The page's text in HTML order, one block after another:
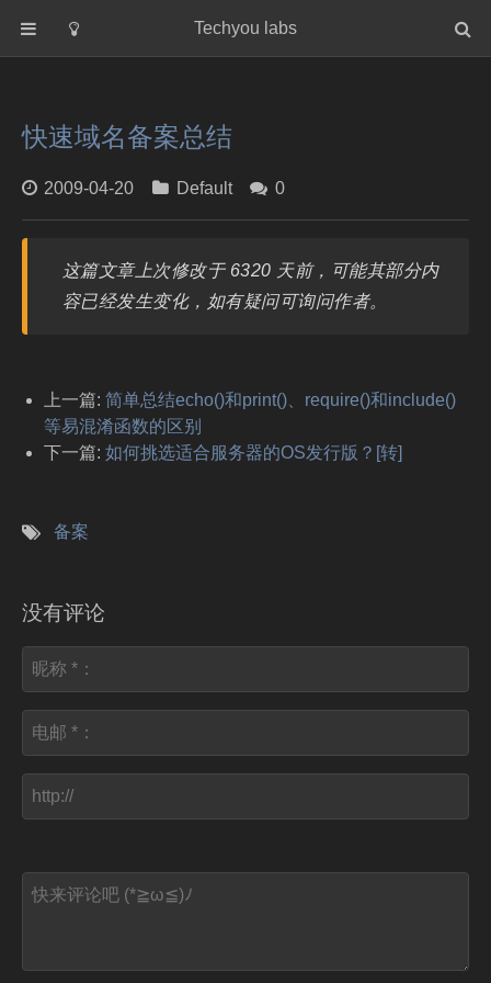
Techyou labs
Default
Linux/Unix
Database
Cloud
Networking
关于作者
快速域名备案总结
2009-04-20 Default 0
这篇文章上次修改于 6320 天前，可能其部分内
容已经发生变化，如有疑问可询问作者。
上一篇: 简单总结echo()和print()、require()和include()
等易混淆函数的区别
下一篇: 如何挑选适合服务器的OS发行版？[转]
备案
没有评论